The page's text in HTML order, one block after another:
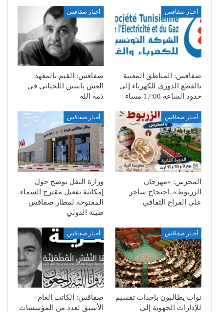
أخبار صفاقس
صفاقس: المناطق المعنية
بالقطع الدوري للكهرباء إلى
حدود الساعة 17:00 مساء
أخبار صفاقس
صفاقس: القيم بالمعهد
العش ياسين اللحياني في
ذمة الله
أخبار صفاقس
المحرس: «مهرجان
الزربوط»..احتجاج ساخر
على الفراغ الثقافي
أخبار صفاقس
وزارة النقل توضح حول
إمكانية تفعيل مقترح السماء
المفتوحة لمطار صفاقس
طينة الدولي
أخبار صفاقس
نواب يطالبون بإحداث تقسيم
للإدارات الجهوية إلى
أخبار صفاقس
صفاقس: الكاتب العام
الأسبق لعدد من المؤسسات